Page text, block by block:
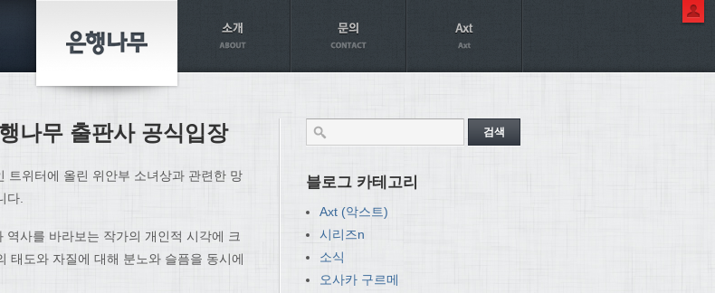
나무 출판사 공식입장
트위터에 올린 위안부 소녀상과 관련한 망
다.
사를 바라보는 작가의 개인적 시각에 크
태도와 자질에 대해 분노와 슬픔을 동시에
블로그 카테고리
Axt (악스트)
시리즈n
소식
오사카 구르메